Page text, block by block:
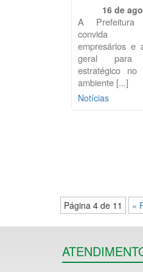
16 de
A Prefeitura
convida
empresários e
geral para
estratégico no
ambiente [...]
Notícias
Página 4 de 11 «